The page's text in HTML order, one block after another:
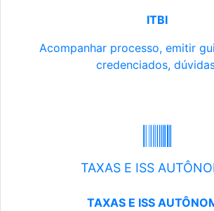
ITBI
Acompanhar processo, emitir
credenciados,
TAXAS E ISS
TAXAS E ISS